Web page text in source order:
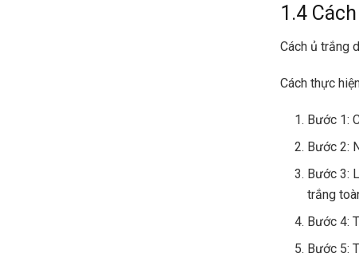
1.4
Cách ủ trắng
Cách thực
Bước 1:
Bước 2:
Bước 3:
trắng
Bước 4:
Bước 5: